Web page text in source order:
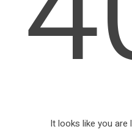
It looks like you are